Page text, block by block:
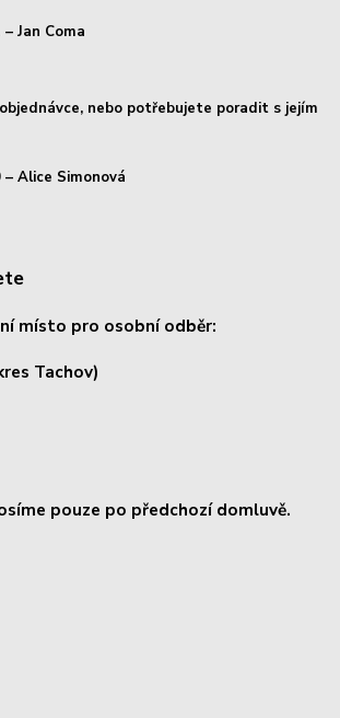
– Jan Coma
nebo potřebujete poradit s jejím
– Alice Simonová
místo pro osobní odběr:
Tachov)
pouze po předchozí domluvě.